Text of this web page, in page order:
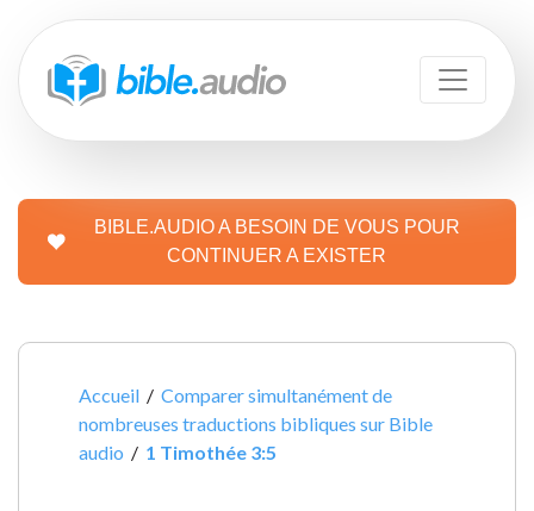
BIBLE.AUDIO A BESOIN DE VOUS POUR
CONTINUER A EXISTER
Accueil /Comparer simultanément de
nombreuses traductions bibliques sur Bible
audio / 1 Timothée 3:5